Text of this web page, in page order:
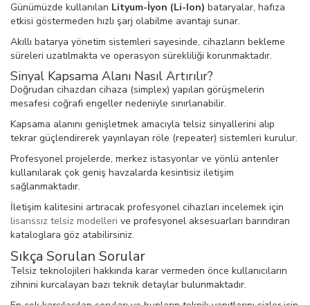
Günümüzde kullanılan Lityum-İyon (Li-Ion) bataryalar, hafıza
etkisi göstermeden hızlı şarj olabilme avantajı sunar.
Akıllı batarya yönetim sistemleri sayesinde, cihazların bekleme
süreleri uzatılmakta ve operasyon sürekliliği korunmaktadır.
Sinyal Kapsama Alanı Nasıl Artırılır?
Doğrudan cihazdan cihaza (simplex) yapılan görüşmelerin
mesafesi coğrafi engeller nedeniyle sınırlanabilir.
Kapsama alanını genişletmek amacıyla telsiz sinyallerini alıp
tekrar güçlendirerek yayınlayan röle (repeater) sistemleri kurulur.
Profesyonel projelerde, merkez istasyonlar ve yönlü antenler
kullanılarak çok geniş havzalarda kesintisiz iletişim
sağlanmaktadır.
İletişim kalitesini artıracak profesyonel cihazları incelemek için
lisanssız telsiz modelleri ve profesyonel aksesuarları barındıran
kataloglara göz atabilirsiniz.
Sıkça Sorulan Sorular
Telsiz teknolojileri hakkında karar vermeden önce kullanıcıların
zihnini kurcalayan bazı teknik detaylar bulunmaktadır.